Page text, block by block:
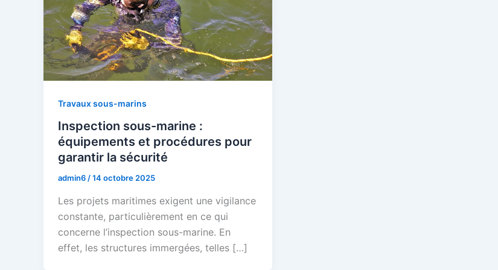
Travaux sous-marins
Inspection sous-marine :
équipements et procédures pour
garantir la sécurité
admin6/14 octobre 2025
Les projets maritimes exigent une vigilance
constante, particulièrement en ce qui
concerne l’inspection sous-marine. En
effet, les structures immergées, telles […]